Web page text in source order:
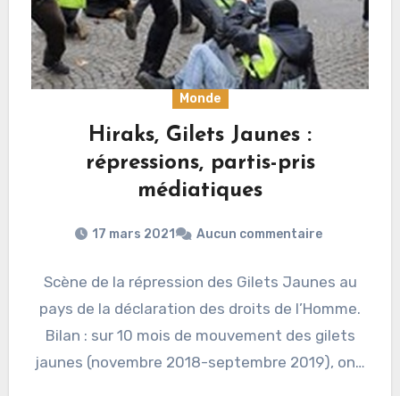
Monde
Hiraks, Gilets Jaunes :
répressions, partis-pris
médiatiques
17 mars 2021 Aucun commentaire
Scène de la répression des Gilets Jaunes au
pays de la déclaration des droits de l’Homme.
Bilan : sur 10 mois de mouvement des gilets
jaunes (novembre 2018-septembre 2019), on…